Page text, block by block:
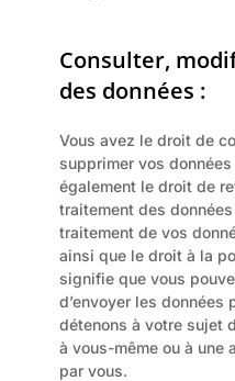
Consulter,
des données :
Vous avez le droit de
supprimer vos
également le droit de
traitement des
traitement de vos
ainsi que le droit à la
signifie que vous
d’envoyer les données
détenons à votre sujet
à vous-même ou à une
par vous.